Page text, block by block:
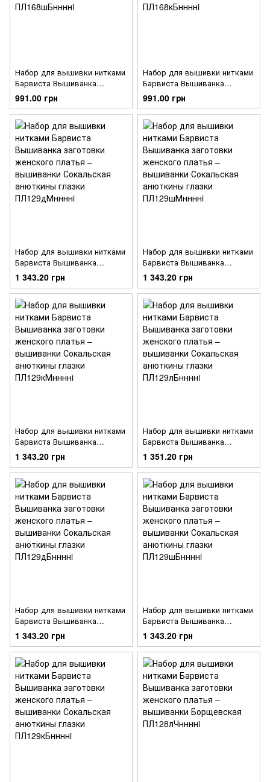
Набор для вышивки нитками
Барвиста Вышиванка
заготовки женского платья –
вышиванки Нежные розы
ПЛ168шБннннi
991.00 грн
Набор для вышивки нитками
Барвиста Вышиванка
заготовки женского платья –
вышиванки Нежные розы
ПЛ168кБннннi
991.00 грн
Набор для вышивки нитками
Барвиста Вышиванка
заготовки женского платья –
вышиванки Сокальская
анюткины глазки
ПЛ129дМннннi
1 343.20 грн
Набор для вышивки нитками
Барвиста Вышиванка
заготовки женского платья –
вышиванки Сокальская
анюткины глазки
ПЛ129шМннннi
1 343.20 грн
Набор для вышивки нитками
Барвиста Вышиванка
заготовки женского платья –
вышиванки Сокальская
анюткины глазки
ПЛ129кМннннi
1 343.20 грн
Набор для вышивки нитками
Барвиста Вышиванка
заготовки женского платья –
вышиванки Сокальская
анюткины глазки
ПЛ129лБннннi
1 351.20 грн
Набор для вышивки нитками
Барвиста Вышиванка
заготовки женского платья –
вышиванки Сокальская
анюткины глазки
ПЛ129дБннннi
1 343.20 грн
Набор для вышивки нитками
Барвиста Вышиванка
заготовки женского платья –
вышиванки Сокальская
анюткины глазки
ПЛ129шБннннi
1 343.20 грн